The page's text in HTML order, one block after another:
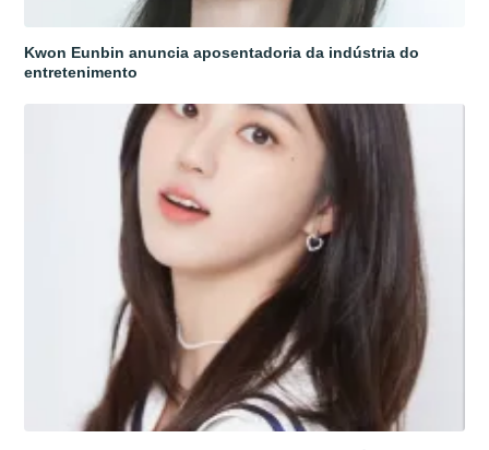
Kwon Eunbin anuncia aposentadoria da indústria do
entretenimento